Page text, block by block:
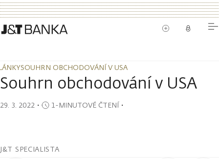
SOUHRN OBCHODOVÁNÍ V USA
SOUHRN OBCHODOVÁNÍ V USA
Souhrn obchodování v USA
29. 3. 2022 ・ 1-MINUTOVÉ ČTENÍ・
J&T SPECIALISTA